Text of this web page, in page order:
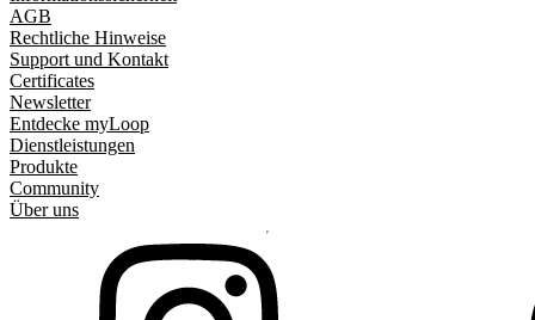
AGB
Rechtliche Hinweise
Support und Kontakt
Certificates
Newsletter
Entdecke myLoop
Dienstleistungen
Produkte
Community
Über uns